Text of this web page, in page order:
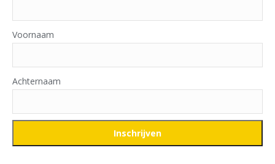
Voornaam
Achternaam